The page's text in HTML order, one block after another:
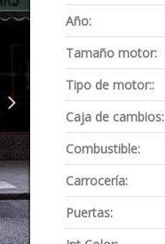
Año:
Tamaño motor:
Tipo de motor::
Caja de cambios:
Combustible:
Carrocería:
Puertas: